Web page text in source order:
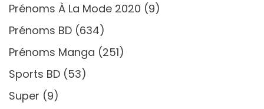
Prénoms À La Mode 2020 (9)
Prénoms BD (634)
Prénoms Manga (251)
Sports BD (53)
Super (9)